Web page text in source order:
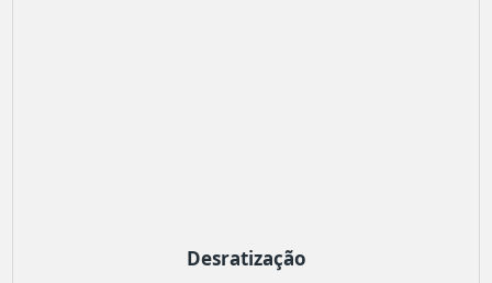
Desratização